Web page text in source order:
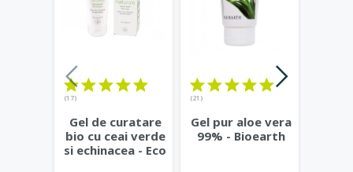
(17)
Gel de curatare
bio cu ceai verde
si echinacea - Eco
(21)
Gel pur aloe vera
99% - Bioearth